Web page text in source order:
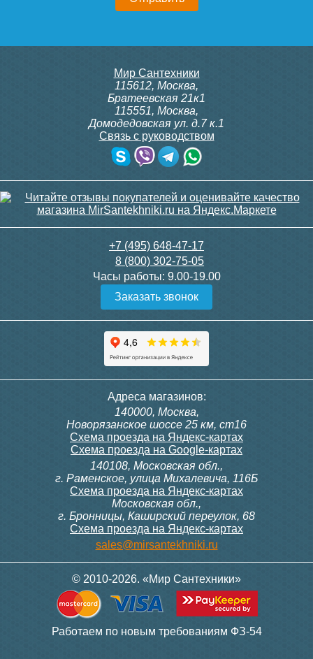
Мир Сантехники
115612, Москва,
Братеевская 21к1
115551, Москва,
Домодедовская ул. д.7 к.1
Связь с руководством
+7 (495) 648-47-17
8 (800) 302-75-05
Часы работы: 9.00-19.00
Заказать звонок
Адреса магазинов:
140000, Москва,
Новорязанское шоссе 25 км, ст16
Схема проезда на Яндекс-картах
Схема проезда на Google-картах
140108, Московская обл.,
г. Раменское, улица Михалевича, 116Б
Схема проезда на Яндекс-картах
Московская обл.,
г. Бронницы, Каширский переулок, 68
Схема проезда на Яндекс-картах
sales@mirsantekhniki.ru
© 2010-2026. «Мир Сантехники»
Работаем по новым требованиям ФЗ-54